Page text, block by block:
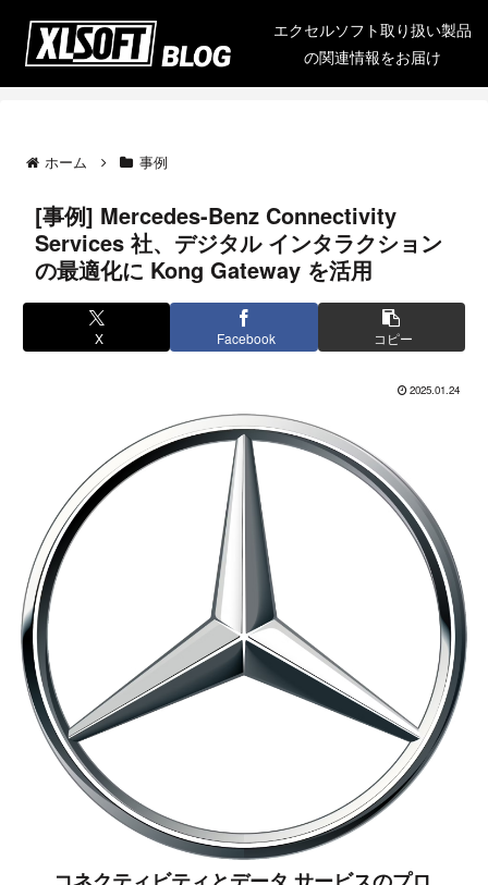
エクセルソフト取り扱い製品
の関連情報をお届け
ホーム 事例
[事例] Mercedes-Benz Connectivity
Services 社、デジタル インタラクション
の最適化に Kong Gateway を活用
X Facebook コピー
2025.01.24